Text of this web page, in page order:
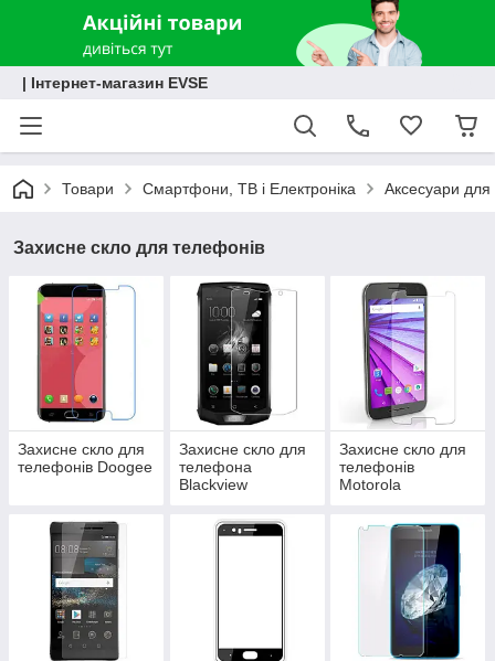
| Інтернет-магазин EVSE
Товари Смартфони, ТВ і Електроніка Аксесуари для
Захисне скло для телефонів
Захисне скло для
телефонів Doogee
Захисне скло для
телефона
Blackview
Захисне скло для
телефонів
Motorola